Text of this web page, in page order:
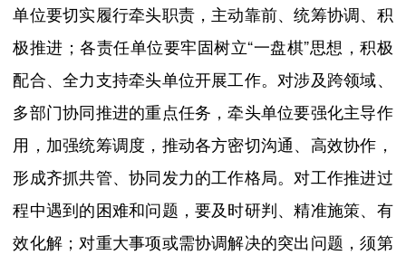
单位要切实履行牵头职责，主动靠前、统筹协调、积
极推进；各责任单位要牢固树立“一盘棋”思想，积极
配合、全力支持牵头单位开展工作。对涉及跨领域、
多部门协同推进的重点任务，牵头单位要强化主导作
用，加强统筹调度，推动各方密切沟通、高效协作，
形成齐抓共管、协同发力的工作格局。对工作推进过
程中遇到的困难和问题，要及时研判、精准施策、有
效化解；对重大事项或需协调解决的突出问题，须第